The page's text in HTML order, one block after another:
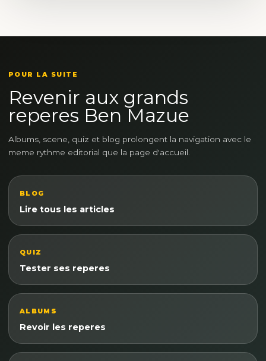
POUR LA SUITE
Revenir aux grands
reperes Ben Mazue
Albums, scene, quiz et blog prolongent la navigation avec le
meme rythme editorial que la page d'accueil.
BLOG
Lire tous les articles
QUIZ
Tester ses reperes
ALBUMS
Revoir les reperes